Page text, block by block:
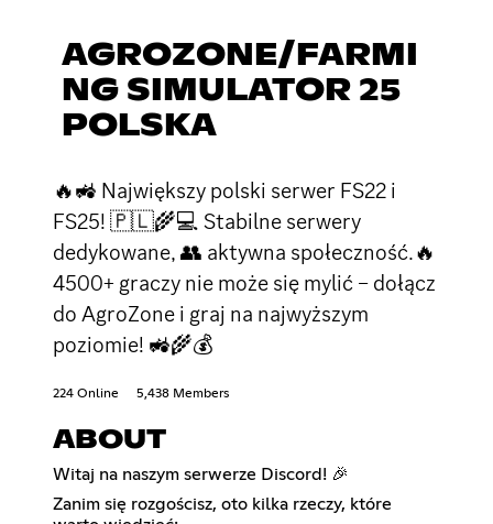
AGROZONE/FARMI
NG SIMULATOR 25
POLSKA
🔥🚜 Największy polski serwer FS22 i
FS25! 🇵🇱🌾💻 Stabilne serwery
dedykowane, 👥 aktywna społeczność.🔥
4500+ graczy nie może się mylić – dołącz
do AgroZone i graj na najwyższym
poziomie! 🚜🌾💰
224 Online 5,438 Members
ABOUT
Witaj na naszym serwerze Discord! 🎉
Zanim się rozgościsz, oto kilka rzeczy, które